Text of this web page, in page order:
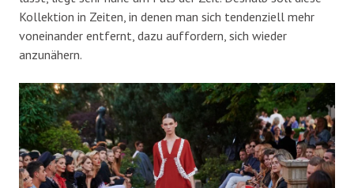
Kollektion in Zeiten, in denen man sich tendenziell mehr
voneinander entfernt, dazu auffordern, sich wieder
anzunähern.